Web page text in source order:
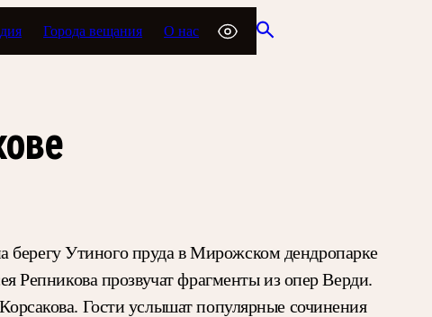
Города вещания О нас
берегу Утиного пруда в Мирожском дендропарке
Репникова прозвучат фрагменты из опер Верди.
Гости услышат популярные сочинения